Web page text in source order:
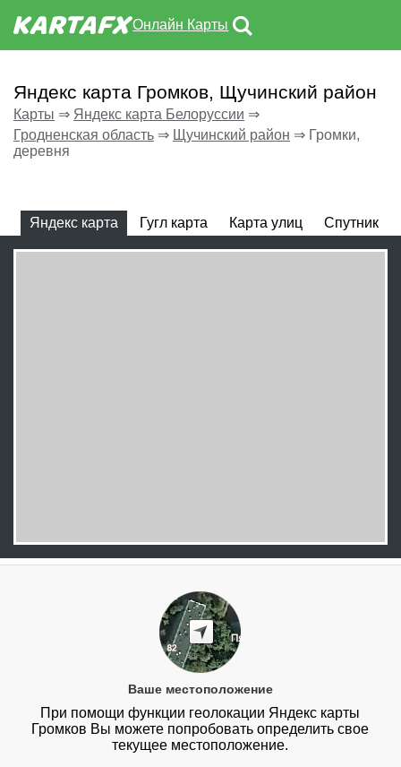
Онлайн Карты
Яндекс карта Громков, Щучинский район
Карты ⇒ Яндекс карта Белоруссии ⇒
Гродненская область ⇒ Щучинский район ⇒ Громки,
деревня
Яндекс карта Гугл карта Карта улиц Спутник
Ваше местоположение
При помощи функции геолокации Яндекс карты
Громков Вы можете попробовать определить свое
текущее местоположение.